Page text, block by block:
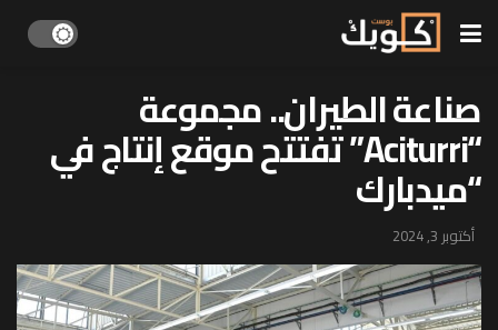
صناعة الطيران.. مجموعة
“Aciturri” تفتتح موقع إنتاج في
“ميدبارك
أكتوبر 3, 2024